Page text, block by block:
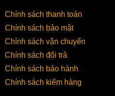
Chính sách thanh toán
Chính sách bảo mật
Chính sách vận chuyển
Chính sách đổi trả
Chính sách bảo hành
Chính sách kiểm hàng